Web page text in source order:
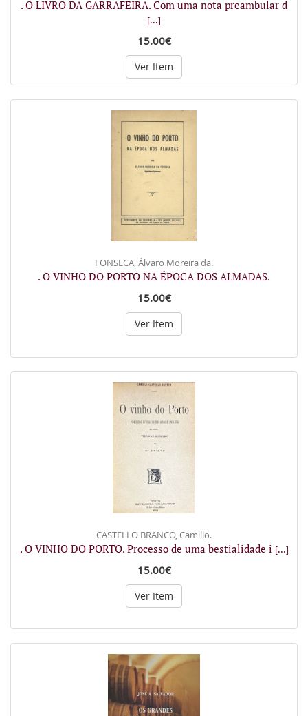
. O LIVRO DA GARRAFEIRA. Com uma nota preambular d
[...]
15.00€
Ver Item
FONSECA, Álvaro Moreira da.
. O VINHO DO PORTO NA ÉPOCA DOS ALMADAS.
15.00€
Ver Item
CASTELLO BRANCO, Camillo.
. O VINHO DO PORTO. Processo de uma bestialidade i [...]
15.00€
Ver Item